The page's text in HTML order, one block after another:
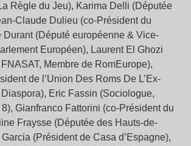
Règle du Jeu), Karima Delli (Députée
Claude Dulieu (co-Président du
Durant (Député européenne & Vice-
Européen), Laurent El Ghozi
Membre de RomEurope),
de l’Union Des Roms De L’Ex-
Eric Fassin (Sociologue,
Gianfranco Fattorini (co-Président du
Fraysse (Députée des Hauts-de-
(Président de Casa d’Espagne),